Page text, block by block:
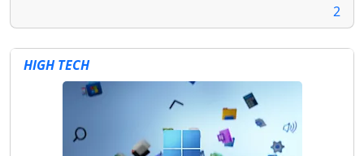
2
HIGH TECH